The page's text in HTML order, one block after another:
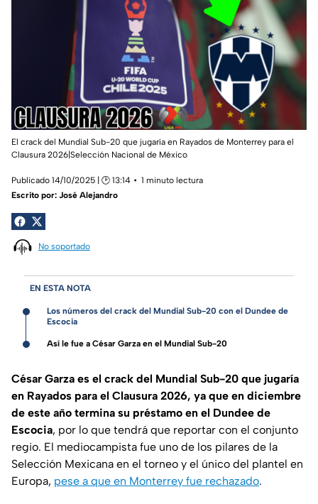
El crack del Mundial Sub-20 que jugaría en Rayados de Monterrey para el
Clausura 2026|Selección Nacional de México
Publicado 14/10/2025 | 🕑 13:14
1 minuto lectura
Escrito por: José Alejandro
No soportado
EN ESTA NOTA
Los números del crack del Mundial Sub-20 con el Dundee de
Escocia
Así le fue a César Garza en el Mundial Sub-20
César Garza es el crack del Mundial Sub-20 que jugaría
en Rayados para el Clausura 2026, ya que en diciembre
de este año termina su préstamo en el Dundee de
Escocia, por lo que tendrá que reportar con el conjunto
regio. El mediocampista fue uno de los pilares de la
Selección Mexicana en el torneo y el único del plantel en
Europa, pese a que en Monterrey fue rechazado.